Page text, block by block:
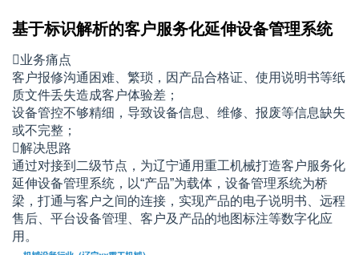
基于标识解析的客户服务化延伸设备管理系统
业务痛点
客户报修沟通困难、繁琐，因产品合格证、使用说明书等纸
质文件丢失造成客户体验差；
设备管控不够精细，导致设备信息、维修、报废等信息缺失
或不完整；
解决思路
通过对接到二级节点，为辽宁通用重工机械打造客户服务化
延伸设备管理系统，以“产品”为载体，设备管理系统为桥
梁，打通与客户之间的连接，实现产品的电子说明书、远程
售后、平台设备管理、客户及产品的地图标注等数字化应
用。